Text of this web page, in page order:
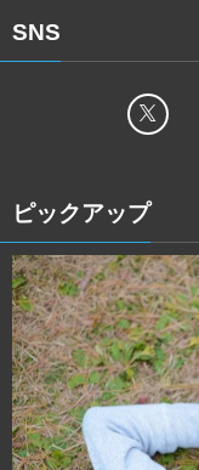
SNS
ピックアップ